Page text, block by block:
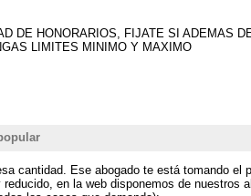
DE HONORARIOS, FIJATE SI ADEMAS
LIMITES MINIMO Y MAXIMO
cantidad. Ese abogado te está tomando el
en la web disponemos de